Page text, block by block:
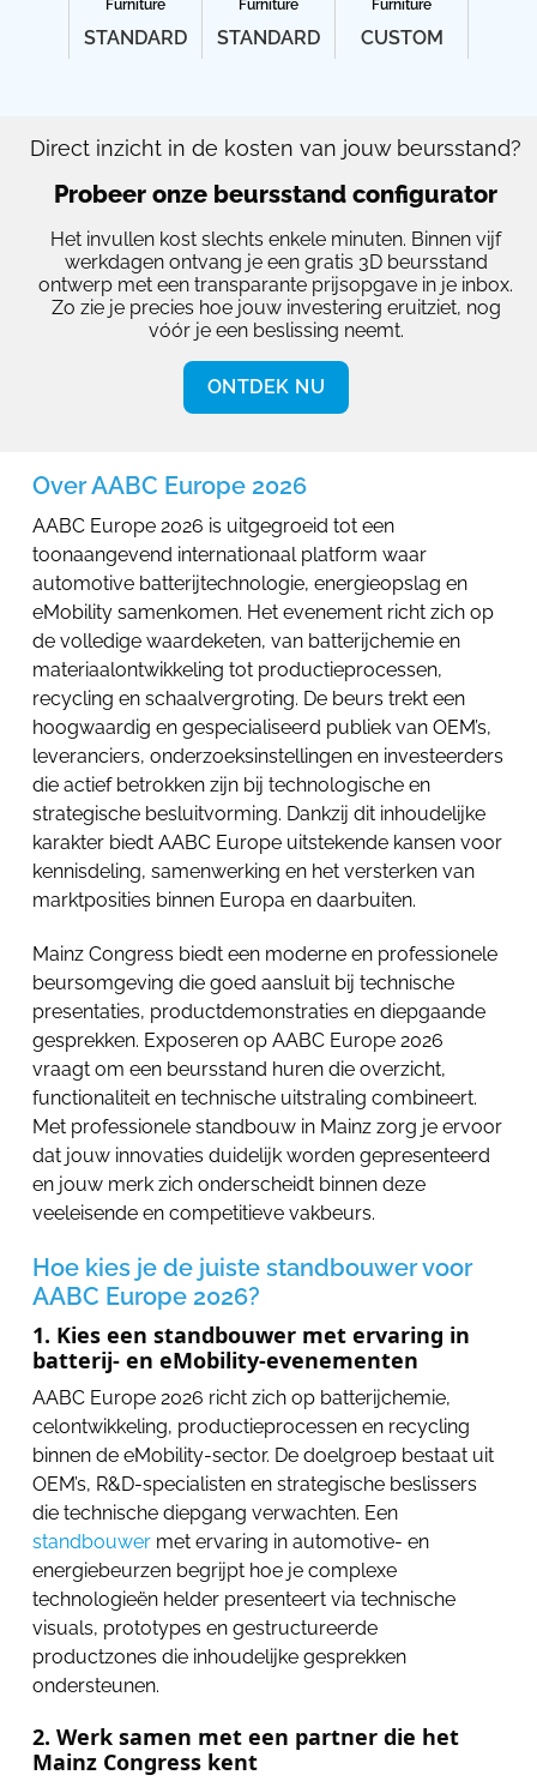
Furniture
STANDARD
Furniture
STANDARD
Furniture
CUSTOM
Direct inzicht in de kosten van jouw beursstand?
Probeer onze beursstand configurator
Het invullen kost slechts enkele minuten. Binnen vijf
werkdagen ontvang je een gratis 3D beursstand
ontwerp met een transparante prijsopgave in je inbox.
Zo zie je precies hoe jouw investering eruitziet, nog
vóór je een beslissing neemt.
ONTDEK NU
Over AABC Europe 2026
AABC Europe 2026 is uitgegroeid tot een
toonaangevend internationaal platform waar
automotive batterijtechnologie, energieopslag en
eMobility samenkomen. Het evenement richt zich op
de volledige waardeketen, van batterijchemie en
materiaalontwikkeling tot productieprocessen,
recycling en schaalvergroting. De beurs trekt een
hoogwaardig en gespecialiseerd publiek van OEM’s,
leveranciers, onderzoeksinstellingen en investeerders
die actief betrokken zijn bij technologische en
strategische besluitvorming. Dankzij dit inhoudelijke
karakter biedt AABC Europe uitstekende kansen voor
kennisdeling, samenwerking en het versterken van
marktposities binnen Europa en daarbuiten.
Mainz Congress biedt een moderne en professionele
beursomgeving die goed aansluit bij technische
presentaties, productdemonstraties en diepgaande
gesprekken. Exposeren op AABC Europe 2026
vraagt om een beursstand huren die overzicht,
functionaliteit en technische uitstraling combineert.
Met professionele standbouw in Mainz zorg je ervoor
dat jouw innovaties duidelijk worden gepresenteerd
en jouw merk zich onderscheidt binnen deze
veeleisende en competitieve vakbeurs.
Hoe kies je de juiste standbouwer voor
AABC Europe 2026?
1. Kies een standbouwer met ervaring in
batterij- en eMobility-evenementen
AABC Europe 2026 richt zich op batterijchemie,
celontwikkeling, productieprocessen en recycling
binnen de eMobility-sector. De doelgroep bestaat uit
OEM’s, R&D-specialisten en strategische beslissers
die technische diepgang verwachten. Een
standbouwer met ervaring in automotive- en
energiebeurzen begrijpt hoe je complexe
technologieën helder presenteert via technische
visuals, prototypes en gestructureerde
productzones die inhoudelijke gesprekken
ondersteunen.
2. Werk samen met een partner die het
Mainz Congress kent